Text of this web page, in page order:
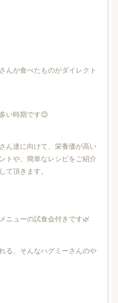
んが食べたものがダイレクト
い時期です😊
ん達に向けて、栄養価が高い
トや、簡単なレシピをご紹介
て頂きます。
ニューの試食会付きです🌿
る、そんなハグミーさんのや